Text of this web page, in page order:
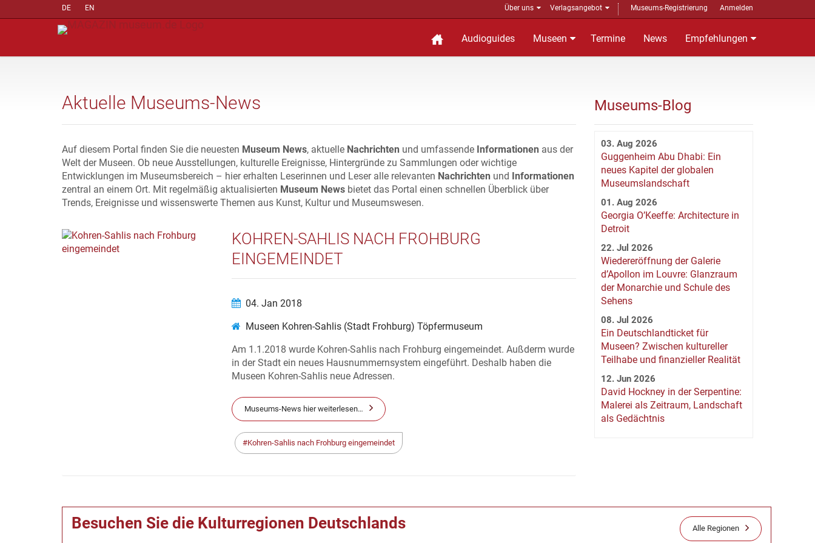
DE EN Über uns Verlagsangebot Museums-Registrierung Anmelden
Audioguides Museen Termine News Empfehlungen
Aktuelle Museums-News
Auf diesem Portal finden Sie die neuesten Museum News, aktuelle Nachrichten und umfassende Informationen aus der
Welt der Museen. Ob neue Ausstellungen, kulturelle Ereignisse, Hintergründe zu Sammlungen oder wichtige
Entwicklungen im Museumsbereich – hier erhalten Leserinnen und Leser alle relevanten Nachrichten und Informationen
zentral an einem Ort. Mit regelmäßig aktualisierten Museum News bietet das Portal einen schnellen Überblick über
Trends, Ereignisse und wissenswerte Themen aus Kunst, Kultur und Museumswesen.
KOHREN-SAHLIS NACH FROHBURG
EINGEMEINDET
04. Jan 2018
Museen Kohren-Sahlis (Stadt Frohburg) Töpfermuseum
Am 1.1.2018 wurde Kohren-Sahlis nach Frohburg eingemeindet. Außderm wurde
in der Stadt ein neues Hausnummernsystem eingeführt. Deshalb haben die
Museen Kohren-Sahlis neue Adressen.
Museums-News hier weiterlesen…
Kohren-Sahlis nach Frohburg eingemeindet
Besuchen Sie die Kulturregionen Deutschlands Alle Regionen
Museums-Blog
03. Aug 2026
Guggenheim Abu Dhabi: Ein
neues Kapitel der globalen
Museumslandschaft
01. Aug 2026
Georgia O’Keeffe: Architecture in
Detroit
22. Jul 2026
Wiedereröffnung der Galerie
d’Apollon im Louvre: Glanzraum
der Monarchie und Schule des
Sehens
08. Jul 2026
Ein Deutschlandticket für
Museen? Zwischen kultureller
Teilhabe und finanzieller Realität
12. Jun 2026
David Hockney in der Serpentine:
Malerei als Zeitraum, Landschaft
als Gedächtnis